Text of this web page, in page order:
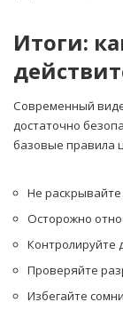
Итоги:
Современный
достаточно
базовые правила
Не
Осторожно
Контролируйте
Проверяйте
Избегайте